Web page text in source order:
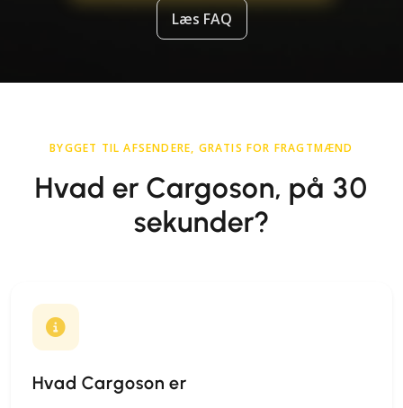
Læs FAQ
BYGGET TIL AFSENDERE, GRATIS FOR FRAGTMÆND
Hvad er Cargoson, på 30
sekunder?
Hvad Cargoson er